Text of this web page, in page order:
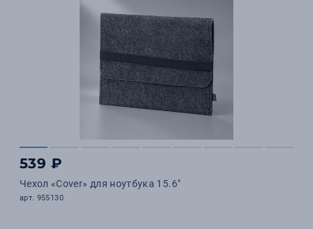
539 ₽
Чехол «Cover» для ноутбука 15.6"
арт. 955130